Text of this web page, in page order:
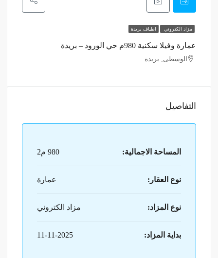
مزاد الكتروني اطياف بريدة
عمارة وفيلا سكنية 980م حي الورود – بريدة
الوسطى, بريدة
التفاصيل
المساحة الاجمالية: 980 م2
نوع العقار: عمارة
نوع المزاد: مزاد الكتروني
بداية المزاد: 11-11-2025